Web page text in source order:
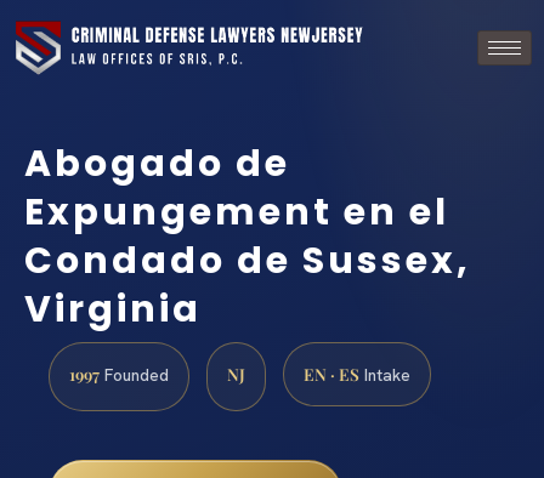
Abogado de
Expungement en el
Condado de Sussex,
Virginia
1997 Founded NJ EN · ES Intake